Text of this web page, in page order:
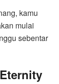
kamu
mulai
sebentar